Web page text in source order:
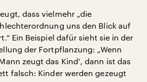
dass vielmehr „die
uns den Blick auf
Ein Beispiel dafür sieht sie in der
der Fortpflanzung: „Wenn
zeugt das Kind‘, dann ist das
falsch: Kinder werden gezeugt